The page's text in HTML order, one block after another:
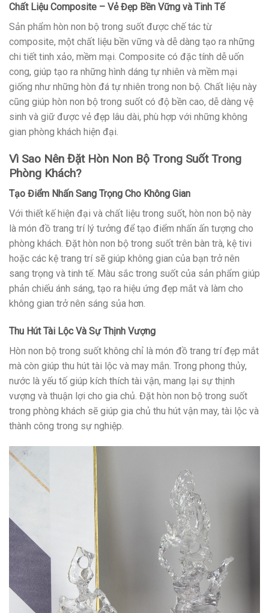
Chất Liệu Composite – Vẻ Đẹp Bền Vững và Tinh Tế
Sản phẩm hòn non bộ trong suốt được chế tác từ
composite, một chất liệu bền vững và dễ dàng tạo ra những
chi tiết tinh xảo, mềm mại. Composite có đặc tính dễ uốn
cong, giúp tạo ra những hình dáng tự nhiên và mềm mại
giống như những hòn đá tự nhiên trong non bộ. Chất liệu này
cũng giúp hòn non bộ trong suốt có độ bền cao, dễ dàng vệ
sinh và giữ được vẻ đẹp lâu dài, phù hợp với những không
gian phòng khách hiện đại.
Vì Sao Nên Đặt Hòn Non Bộ Trong Suốt Trong
Phòng Khách?
Tạo Điểm Nhấn Sang Trọng Cho Không Gian
Với thiết kế hiện đại và chất liệu trong suốt, hòn non bộ này
là món đồ trang trí lý tưởng để tạo điểm nhấn ấn tượng cho
phòng khách. Đặt hòn non bộ trong suốt trên bàn trà, kệ tivi
hoặc các kệ trang trí sẽ giúp không gian của bạn trở nên
sang trọng và tinh tế. Màu sắc trong suốt của sản phẩm giúp
phản chiếu ánh sáng, tạo ra hiệu ứng đẹp mắt và làm cho
không gian trở nên sáng sủa hơn.
Thu Hút Tài Lộc Và Sự Thịnh Vượng
Hòn non bộ trong suốt không chỉ là món đồ trang trí đẹp mắt
mà còn giúp thu hút tài lộc và may mắn. Trong phong thủy,
nước là yếu tố giúp kích thích tài vận, mang lại sự thịnh
vượng và thuận lợi cho gia chủ. Đặt hòn non bộ trong suốt
trong phòng khách sẽ giúp gia chủ thu hút vận may, tài lộc và
thành công trong sự nghiệp.